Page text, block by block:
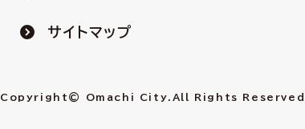
サイトマップ
Copyright© Omachi City. All Rights Reserved.